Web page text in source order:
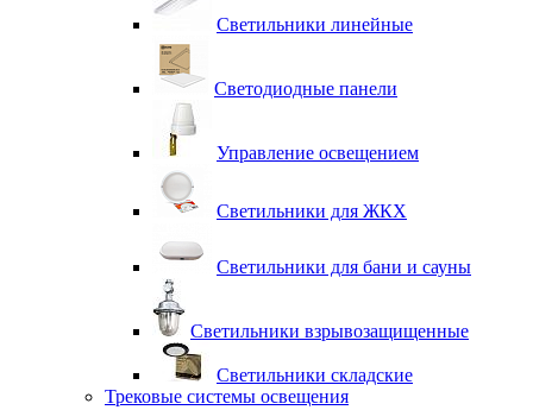
Светильники линейные
Светодиодные панели
Управление освещением
Светильники для ЖКХ
Светильники для бани и сауны
Светильники взрывозащищенные
Светильники складские
Трековые системы освещения